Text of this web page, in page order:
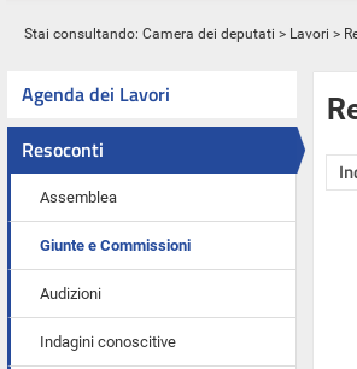
Stai consultando: Camera dei deputati > Lavori >
Agenda dei Lavori
Resoconti
Assemblea
Giunte e Commissioni
Audizioni
Indagini conoscitive